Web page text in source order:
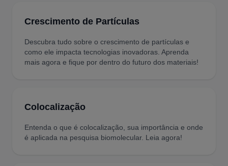
Crescimento de Partículas
Descubra tudo sobre o crescimento de partículas e
como ele impacta tecnologias inovadoras. Aprenda
mais agora e fique por dentro do futuro dos materiais!
Colocalização
Entenda o que é colocalização, sua importância e onde
é aplicada na pesquisa biomolecular. Leia agora!